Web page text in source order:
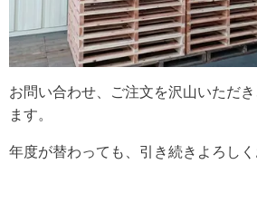
お問い合わせ、ご注文を沢山いただ
ます。
年度が替わっても、引き続きよろしく